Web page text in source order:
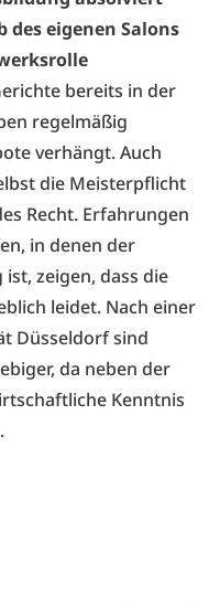
des eigenen Salons
bereits in der
regelmäßig
verhängt. Auch
die Meisterpflicht
Recht. Erfahrungen
in denen der
zeigen, dass die
leidet. Nach einer
Düsseldorf sind
da neben der
Kenntnis